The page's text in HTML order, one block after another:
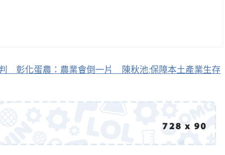
彰化蛋農：農業會倒一片 陳秋池:保障本土產業生存